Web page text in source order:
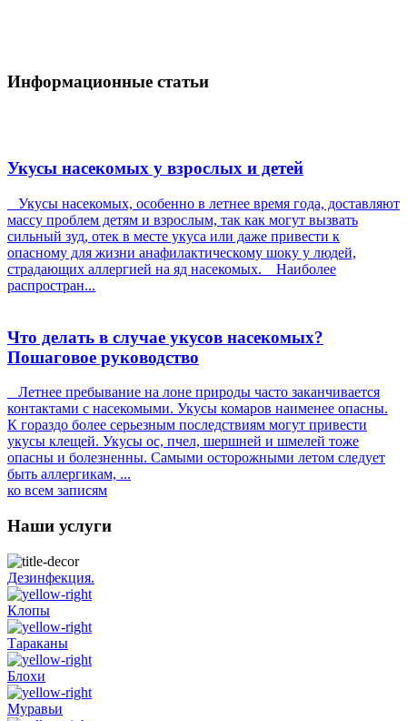
Информационные статьи
Укусы насекомых у взрослых и детей
Укусы насекомых, особенно в летнее время года, доставляют
массу проблем детям и взрослым, так как могут вызвать
сильный зуд, отек в месте укуса или даже привести к
опасному для жизни анафилактическому шоку у людей,
страдающих аллергией на яд насекомых. Наиболее
распростран...
Что делать в случае укусов насекомых?
Пошаговое руководство
Летнее пребывание на лоне природы часто заканчивается
контактами с насекомыми. Укусы комаров наименее опасны.
К гораздо более серьезным последствиям могут привести
укусы клещей. Укусы ос, пчел, шершней и шмелей тоже
опасны и болезненны. Самыми осторожными летом следует
быть аллергикам, ...
ко всем записям
Наши услуги
Дезинфекция.
Клопы
Тараканы
Блохи
Муравьи